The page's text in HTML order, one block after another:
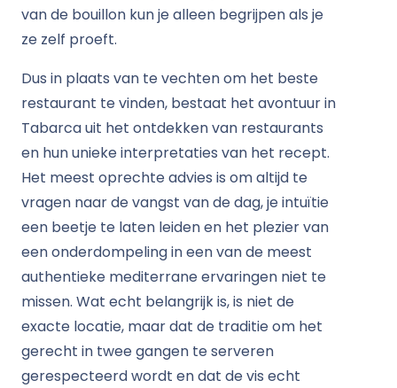
van de bouillon kun je alleen begrijpen als je
ze zelf proeft.
Dus in plaats van te vechten om het beste
restaurant te vinden, bestaat het avontuur in
Tabarca uit het ontdekken van restaurants
en hun unieke interpretaties van het recept.
Het meest oprechte advies is om altijd te
vragen naar de vangst van de dag, je intuïtie
een beetje te laten leiden en het plezier van
een onderdompeling in een van de meest
authentieke mediterrane ervaringen niet te
missen. Wat echt belangrijk is, is niet de
exacte locatie, maar dat de traditie om het
gerecht in twee gangen te serveren
gerespecteerd wordt en dat de vis echt